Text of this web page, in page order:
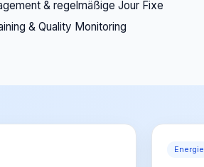
& regelmäßige Jour Fixe
& Quality Monitoring
Energie